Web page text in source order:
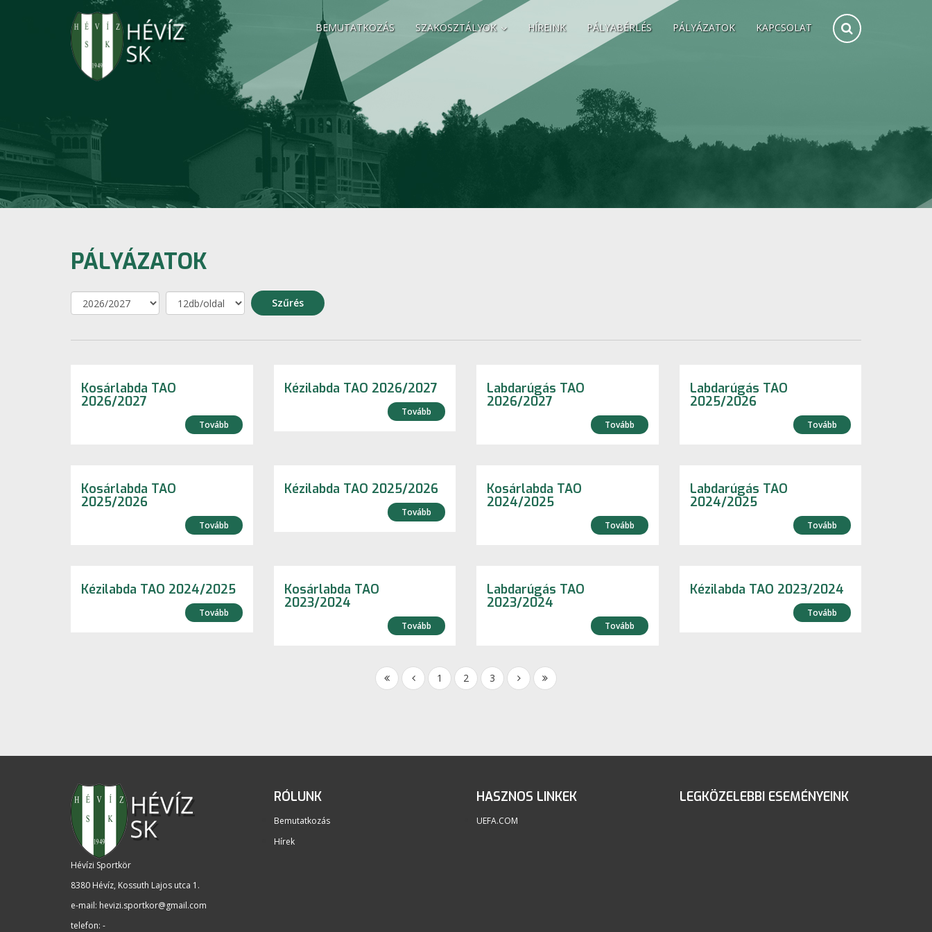
BEMUTATKOZÁS SZAKOSZTÁLYOK HÍREINK PÁLYABÉRLÉS PÁLYÁZATOK KAPCSOLAT
PÁLYÁZATOK
Szűrés
Kosárlabda TAO
2026/2027
Tovább
Kézilabda TAO 2026/2027
Tovább
Labdarúgás TAO
2026/2027
Tovább
Labdarúgás TAO
2025/2026
Tovább
Kosárlabda TAO
2025/2026
Tovább
Kézilabda TAO 2025/2026
Tovább
Kosárlabda TAO
2024/2025
Tovább
Labdarúgás TAO
2024/2025
Tovább
Kézilabda TAO 2024/2025
Tovább
Kosárlabda TAO
2023/2024
Tovább
Labdarúgás TAO
2023/2024
Tovább
Kézilabda TAO 2023/2024
Tovább
1 2 3
Hévízi Sportkör
8380 Hévíz, Kossuth Lajos utca 1 .
e-mail: hevizi.sportkor@gmail.com
telefon: -
RÓLUNK
Bemutatkozás
Hírek
HASZNOS LINKEK
UEFA.COM
LEGKÖZELEBBI ESEMÉNYEINK